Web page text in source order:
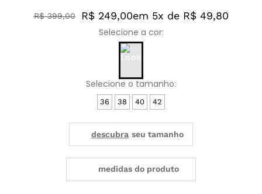
R$ 399,00 R$ 249,00em 5x de R$ 49,80
36 38 40 42
medidas do produto